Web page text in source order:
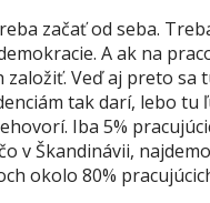
začať od seba.
A ak na
založiť. Veď aj preto sa
tak darí, lebo tu
Iba 5%
v Škandinávii,
okolo 80%